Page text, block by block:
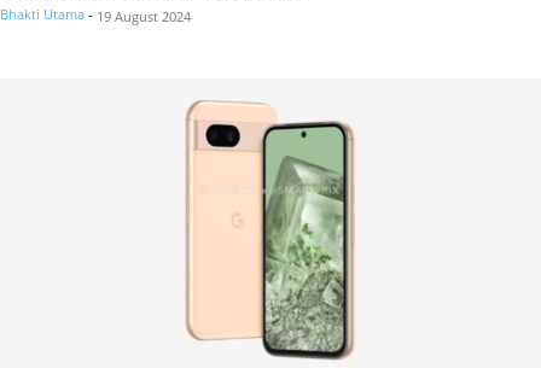
Bhakti Utama - 19 August 2024